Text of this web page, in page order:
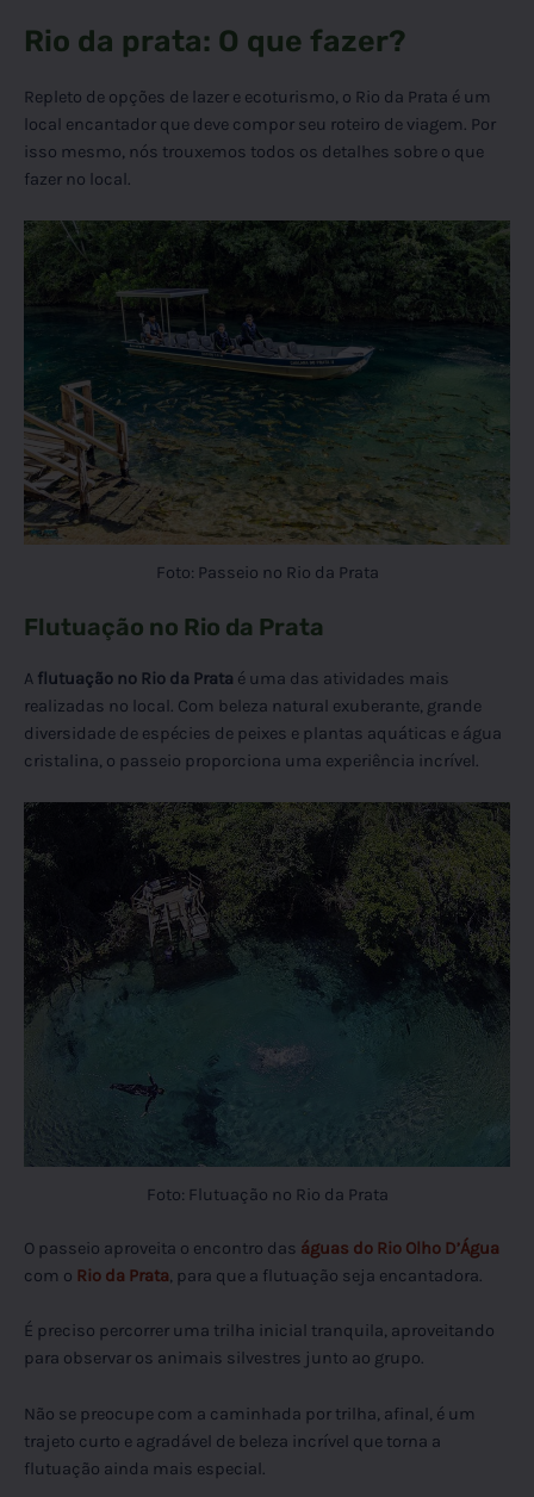
Rio da prata: O que fazer?
Repleto de opções de lazer e ecoturismo, o Rio da Prata é um
local encantador que deve compor seu roteiro de viagem. Por
isso mesmo, nós trouxemos todos os detalhes sobre o que
fazer no local.
Foto: Passeio no Rio da Prata
Flutuação no Rio da Prata
A flutuação no Rio da Prata é uma das atividades mais
realizadas no local. Com beleza natural exuberante, grande
diversidade de espécies de peixes e plantas aquáticas e água
cristalina, o passeio proporciona uma experiência incrível.
Foto: Flutuação no Rio da Prata
O passeio aproveita o encontro das águas do Rio Olho D’Água
com o Rio da Prata, para que a flutuação seja encantadora.
É preciso percorrer uma trilha inicial tranquila, aproveitando
para observar os animais silvestres junto ao grupo.
Não se preocupe com a caminhada por trilha, afinal, é um
trajeto curto e agradável de beleza incrível que torna a
flutuação ainda mais especial.